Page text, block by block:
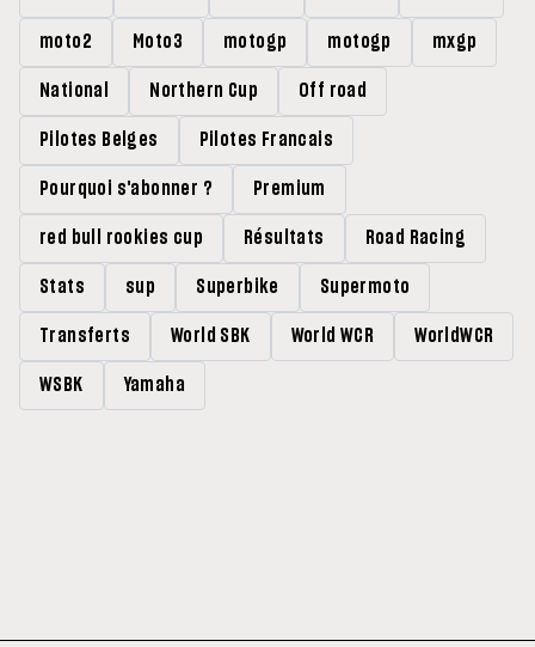
moto2 Moto3 motogp motogp mxgp
National Northern Cup Off road
Pilotes Belges Pilotes Francais
Pourquoi s'abonner ? Premium
red bull rookies cup Résultats Road Racing
Stats sup Superbike Supermoto
Transferts World SBK World WCR WorldWCR
WSBK Yamaha